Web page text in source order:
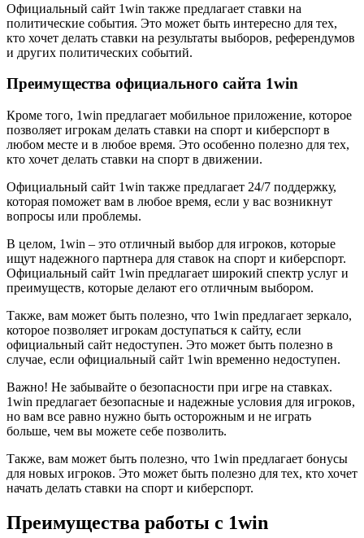
Официальный сайт 1win также предлагает ставки на
политические события. Это может быть интересно для тех,
кто хочет делать ставки на результаты выборов, референдумов
и других политических событий.
Преимущества официального сайта 1win
Кроме того, 1win предлагает мобильное приложение, которое
позволяет игрокам делать ставки на спорт и киберспорт в
любом месте и в любое время. Это особенно полезно для тех,
кто хочет делать ставки на спорт в движении.
Официальный сайт 1win также предлагает 24/7 поддержку,
которая поможет вам в любое время, если у вас возникнут
вопросы или проблемы.
В целом, 1win – это отличный выбор для игроков, которые
ищут надежного партнера для ставок на спорт и киберспорт.
Официальный сайт 1win предлагает широкий спектр услуг и
преимуществ, которые делают его отличным выбором.
Также, вам может быть полезно, что 1win предлагает зеркало,
которое позволяет игрокам доступаться к сайту, если
официальный сайт недоступен. Это может быть полезно в
случае, если официальный сайт 1win временно недоступен.
Важно! Не забывайте о безопасности при игре на ставках.
1win предлагает безопасные и надежные условия для игроков,
но вам все равно нужно быть осторожным и не играть
больше, чем вы можете себе позволить.
Также, вам может быть полезно, что 1win предлагает бонусы
для новых игроков. Это может быть полезно для тех, кто хочет
начать делать ставки на спорт и киберспорт.
Преимущества работы с 1win